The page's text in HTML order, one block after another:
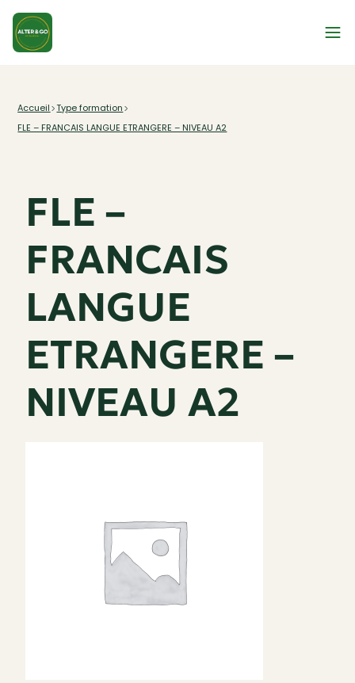
Accueil Type formation
FLE – FRANCAIS LANGUE ETRANGERE – NIVEAU A2
FLE –
FRANCAIS
LANGUE
ETRANGERE –
NIVEAU A2